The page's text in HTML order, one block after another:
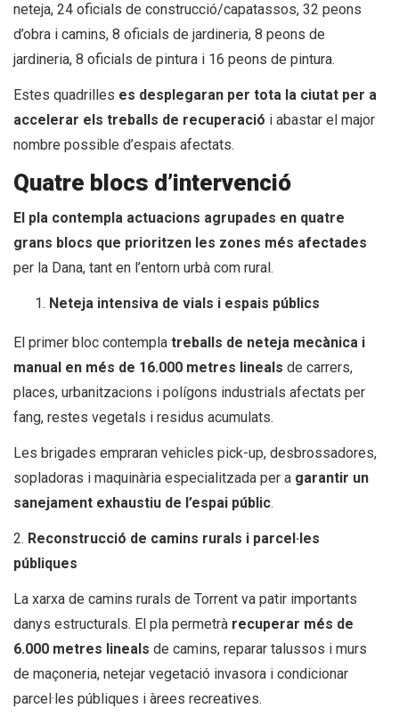
neteja, 24 oficials de construcció/capatassos, 32 peons
d’obra i camins, 8 oficials de jardineria, 8 peons de
jardineria, 8 oficials de pintura i 16 peons de pintura.
Estes quadrilles es desplegaran per tota la ciutat per a
accelerar els treballs de recuperació i abastar el major
nombre possible d’espais afectats.
Quatre blocs d’intervenció
El pla contempla actuacions agrupades en quatre
grans blocs que prioritzen les zones més afectades
per la Dana, tant en l’entorn urbà com rural.
Neteja intensiva de vials i espais públics
El primer bloc contempla treballs de neteja mecànica i
manual en més de 16.000 metres lineals de carrers,
places, urbanitzacions i polígons industrials afectats per
fang, restes vegetals i residus acumulats.
Les brigades empraran vehicles pick-up, desbrossadores,
sopladoras i maquinària especialitzada per a garantir un
sanejament exhaustiu de l’espai públic.
2. Reconstrucció de camins rurals i parcel·les
públiques
La xarxa de camins rurals de Torrent va patir importants
danys estructurals. El pla permetrà recuperar més de
6.000 metres lineals de camins, reparar talussos i murs
de maçoneria, netejar vegetació invasora i condicionar
parcel·les públiques i àrees recreatives.